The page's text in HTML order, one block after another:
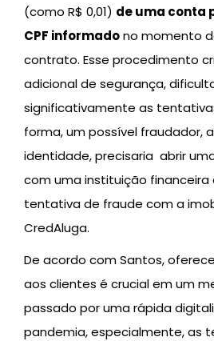
(como R$ 0,01) de uma conta
CPF informadono momento
contrato. Esse procedimento
adicional de segurança,
significativamente as
forma, um possível fraudador,
identidade, precisaria abrir
com uma instituição financeira
tentativa de fraude com a
CredAluga.
De acordo com Santos,
aos clientes é crucial em um
passado por uma rápida
pandemia, especialmente, as